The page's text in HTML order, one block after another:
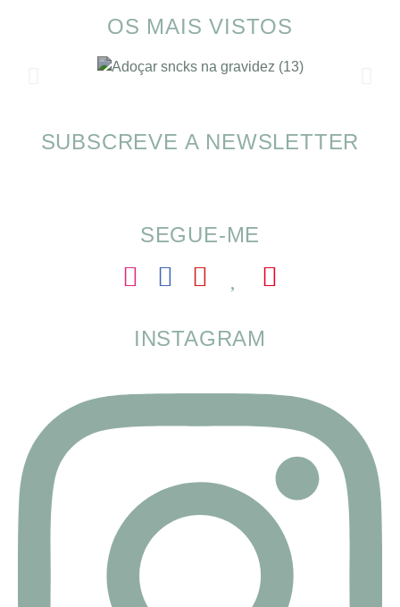
OS MAIS VISTOS
Alimentação nas férias com SOMP
SUBSCREVE A NEWSLETTER
SEGUE-ME
INSTAGRAM